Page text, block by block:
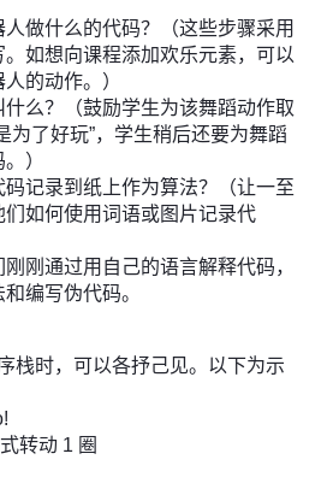
人做什么的代码？（这些步骤采用
如想向课程添加欢乐元素，可以
的动作。）
么？（鼓励学生为该舞蹈动作取
为了好玩”，学生稍后还要为舞蹈
）
记录到纸上作为算法？（让一至
们如何使用词语或图片记录代
刚通过用自己的语言解释代码，
编写伪代码。
栈时，可以各抒己见。以下为示
转动 1 圈